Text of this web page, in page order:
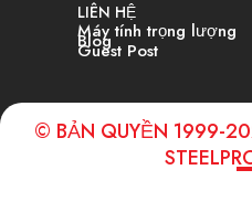
LIÊN HỆ
Máy tính trọng lượng
Blog
Guest Post
© BẢN QUYỀN 1999-